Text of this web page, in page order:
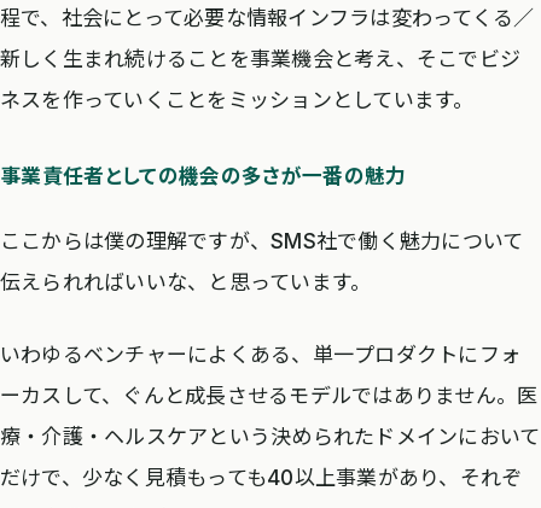
程で、社会にとって必要な情報インフラは変わってくる／
新しく生まれ続けることを事業機会と考え、そこでビジ
ネスを作っていくことをミッションとしています。
事業責任者としての機会の多さが一番の魅力
ここからは僕の理解ですが、SMS社で働く魅力について
伝えられればいいな、と思っています。
いわゆるベンチャーによくある、単一プロダクトにフォ
ーカスして、ぐんと成長させるモデルではありません。医
療・介護・ヘルスケアという決められたドメインにおいて
だけで、少なく見積もっても40以上事業があり、それぞ